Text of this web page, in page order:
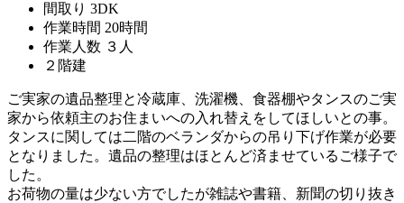
間取り 3DK
作業時間 20時間
作業人数 ３人
２階建
ご実家の遺品整理と冷蔵庫、洗濯機、食器棚やタンスのご実
家から依頼主のお住まいへの入れ替えをしてほしいとの事。
タンスに関しては二階のベランダからの吊り下げ作業が必要
となりました。遺品の整理はほとんど済ませているご様子で
した。
お荷物の量は少ない方でしたが雑誌や書籍、新聞の切り抜き